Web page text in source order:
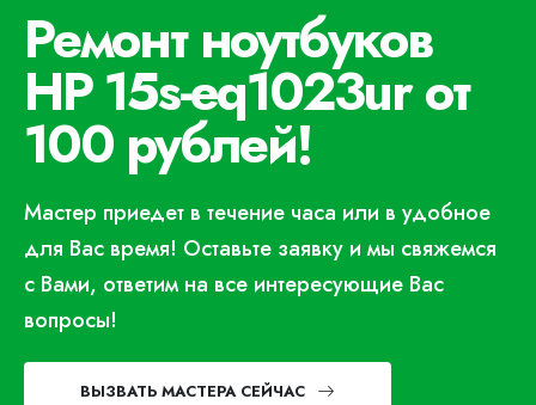
Ремонт ноутбуков
HP 15s-eq1023ur от
100 рублей!
Мастер приедет в течение часа или в удобное
для Вас время! Оставьте заявку и мы свяжемся
с Вами, ответим на все интересующие Вас
вопросы!
ВЫЗВАТЬ МАСТЕРА СЕЙЧАС